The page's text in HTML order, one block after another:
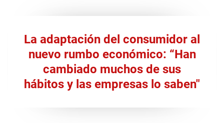
La adaptación del consumidor al
nuevo rumbo económico: “Han
cambiado muchos de sus
hábitos y las empresas lo saben"